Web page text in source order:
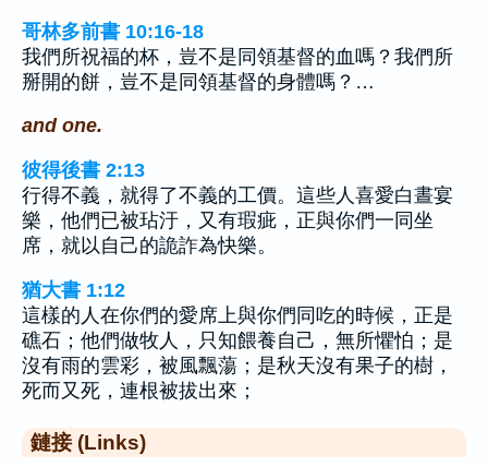
哥林多前書 10:16-18
我們所祝福的杯，豈不是同領基督的血嗎？我們所
掰開的餅，豈不是同領基督的身體嗎？…
and one.
彼得後書 2:13
行得不義，就得了不義的工價。這些人喜愛白晝宴
樂，他們已被玷汙，又有瑕疵，正與你們一同坐
席，就以自己的詭詐為快樂。
猶大書 1:12
這樣的人在你們的愛席上與你們同吃的時候，正是
礁石；他們做牧人，只知餵養自己，無所懼怕；是
沒有雨的雲彩，被風飄蕩；是秋天沒有果子的樹，
死而又死，連根被拔出來；
鏈接 (Links)